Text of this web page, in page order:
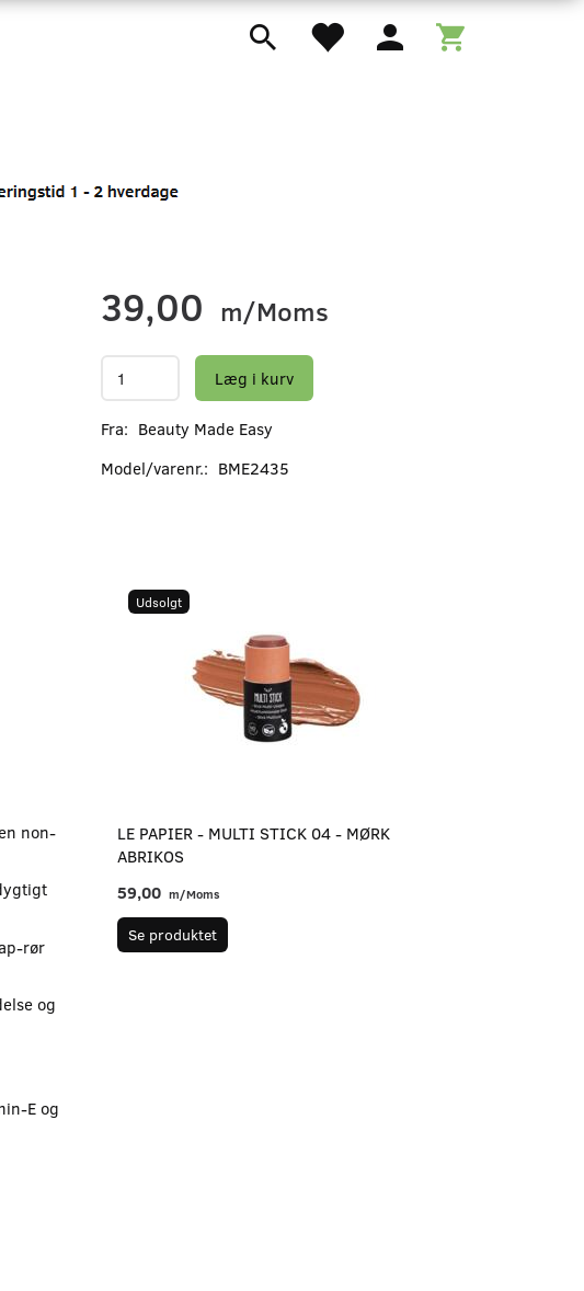
non-
rør
og
E og
39,00 m/Moms
Læg i kurv
Fra: Beauty Made Easy
Model/varenr.: BME2435
Udsolgt
LE PAPIER - MULTI STICK 04 - MØRK
ABRIKOS
59,00 m/Moms
Se produktet